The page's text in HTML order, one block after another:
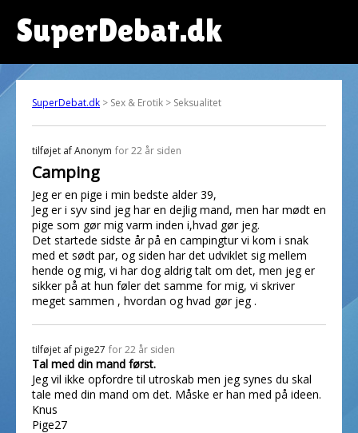
SuperDebat.dk
SuperDebat.dk > Sex & Erotik > Seksualitet
tilføjet afAnonym for 22 år siden
Camping
Jeg er en pige i min bedste alder 39,
Jeg er i syv sind jeg har en dejlig mand, men har mødt en
pige som gør mig varm inden i,hvad gør jeg.
Det startede sidste år på en campingtur vi kom i snak
med et sødt par, og siden har det udviklet sig mellem
hende og mig, vi har dog aldrig talt om det, men jeg er
sikker på at hun føler det samme for mig, vi skriver
meget sammen , hvordan og hvad gør jeg .
tilføjet af pige27 for 22 år siden
Tal med din mand først.
Jeg vil ikke opfordre til utroskab men jeg synes du skal
tale med din mand om det. Måske er han med på ideen.
Knus
Pige27